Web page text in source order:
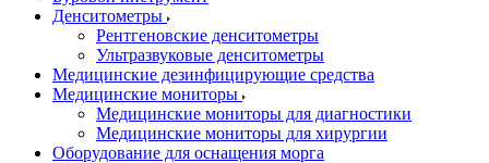
Денситометры
Рентгеновские денситометры
Ультразвуковые денситометры
Медицинские дезинфицирующие средства
Медицинские мониторы
Медицинские мониторы для диагностики
Медицинские мониторы для хирургии
Оборудование для оснащения морга